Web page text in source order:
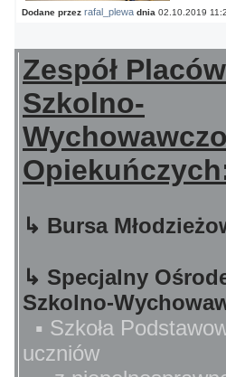
Dodane przez rafal_plewa dnia 02.10.2019
Zespół
Szkolno-
Wychowawczo
↳ Bursa
↳ Specjalny
Szkolno-
▪ Szkoła
uczniów